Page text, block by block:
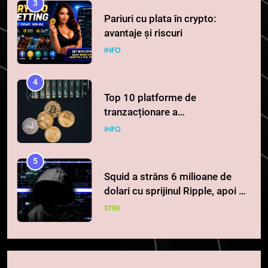
3
Pariuri cu plata în crypto:
avantaje și riscuri
INFO
4
Top 10 platforme de
tranzacționare a
criptomonedelor în 2026
INFO
5
Squid a strâns 6 milioane de
dolari cu sprijinul Ripple, apoi a
pierdut jumătate din aceștia
STIRI
6